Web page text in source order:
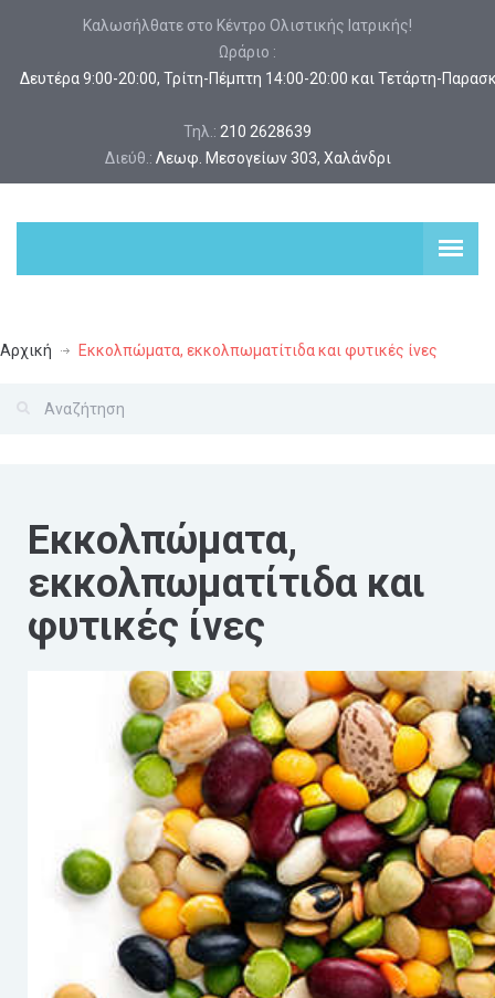
Καλωσήλθατε στο Κέντρο Ολιστικής Ιατρικής!
Ωράριο :
Δευτέρα 9:00-20:00, Τρίτη-Πέμπτη 14:00-20:00 και Τετάρτη-
Τηλ.: 210 2628639
Διεύθ.: Λεωφ. Μεσογείων 303, Χαλάνδρι
Αρχική Εκκολπώματα, εκκολπωματίτιδα και φυτικές ίνες
Εκκολπώματα,
εκκολπωματίτιδα και
φυτικές ίνες